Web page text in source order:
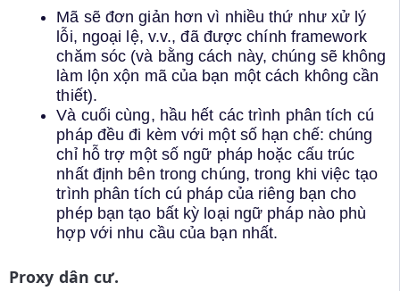
Mã sẽ đơn giản hơn vì nhiều thứ như xử lý
lỗi, ngoại lệ, v.v., đã được chính framework
chăm sóc (và bằng cách này, chúng sẽ không
làm lộn xộn mã của bạn một cách không cần
thiết).
Và cuối cùng, hầu hết các trình phân tích cú
pháp đều đi kèm với một số hạn chế: chúng
chỉ hỗ trợ một số ngữ pháp hoặc cấu trúc
nhất định bên trong chúng, trong khi việc tạo
trình phân tích cú pháp của riêng bạn cho
phép bạn tạo bất kỳ loại ngữ pháp nào phù
hợp với nhu cầu của bạn nhất.
Proxy dân cư.